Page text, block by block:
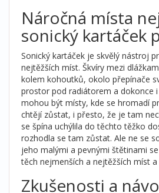
Náročná místa
sonický kartáček
Sonický kartáček je skvělý nástroj
nejtěžších míst. Škvíry mezi
kolem kohoutků, okolo přepínače
prostor pod radiátorem a dokonce
mohou být místy, kde se hromadí
chtějí zůstat, i přesto, že je tam
se špína uchýlila do těchto těžko
rozhodla se tam zůstat. Ale ne se
jeho malými a pevnými štětinami
těch nejmenších a nejtěžších míst
Zkušenosti a